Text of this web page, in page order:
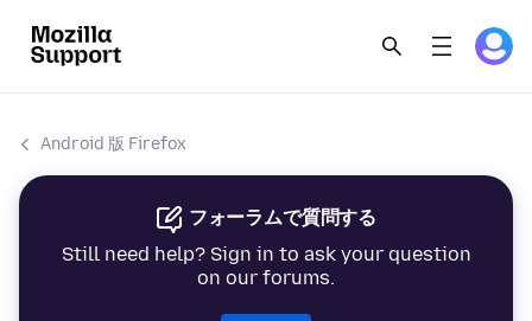
Android 版 Firefox
フォーラムで質問する
Still need help? Sign in to ask your question
on our forums.